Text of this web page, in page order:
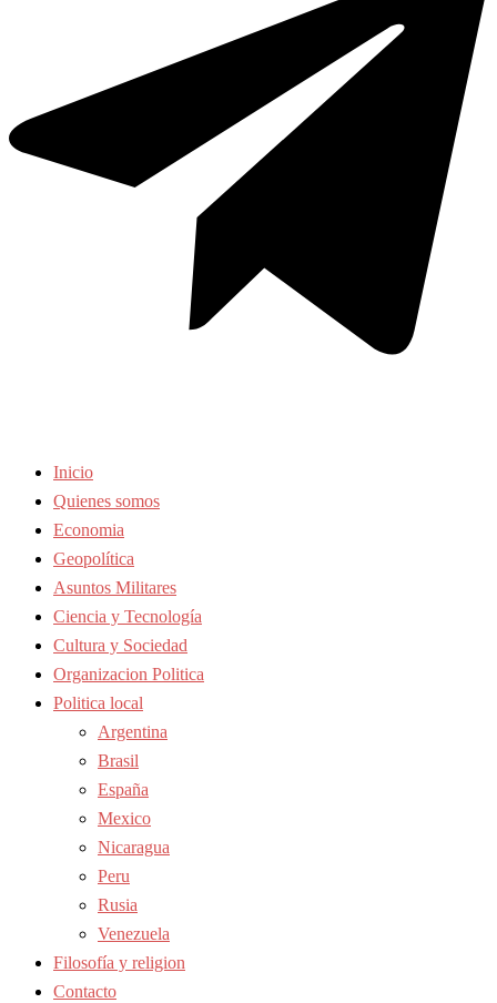
Inicio
Quienes somos
Economia
Geopolítica
Asuntos Militares
Ciencia y Tecnología
Cultura y Sociedad
Organizacion Politica
Politica local
Argentina
Brasil
España
Mexico
Nicaragua
Peru
Rusia
Venezuela
Filosofía y religion
Contacto